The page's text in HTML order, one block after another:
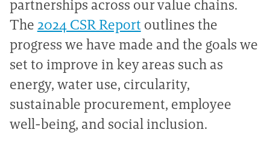
partnerships across our value chains.
The 2024 CSR Report outlines the
progress we have made and the goals we
set to improve in key areas such as
energy, water use, circularity,
sustainable procurement, employee
well-being, and social inclusion.